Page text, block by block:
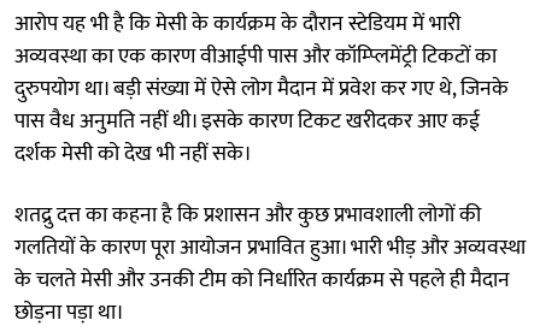
आरोप यह भी है कि मेसी के कार्यक्रम के दौरान स्टेडियम में भारी
अव्यवस्था का एक कारण वीआईपी पास और कॉम्प्लिमेंट्री टिकटों का
दुरुपयोग था। बड़ी संख्या में ऐसे लोग मैदान में प्रवेश कर गए थे, जिनके
पास वैध अनुमति नहीं थी। इसके कारण टिकट खरीदकर आए कई
दर्शक मेसी को देख भी नहीं सके।
शतद्रु दत्त का कहना है कि प्रशासन और कुछ प्रभावशाली लोगों की
गलतियों के कारण पूरा आयोजन प्रभावित हुआ। भारी भीड़ और अव्यवस्था
के चलते मेसी और उनकी टीम को निर्धारित कार्यक्रम से पहले ही मैदान
छोड़ना पड़ा था।